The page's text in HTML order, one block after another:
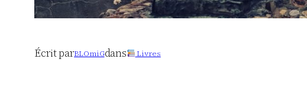
Écrit parBLOmiGdans Livres